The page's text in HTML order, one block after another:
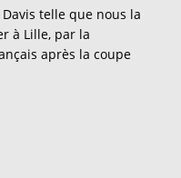
telle que nous la
à Lille, par la
après la coupe